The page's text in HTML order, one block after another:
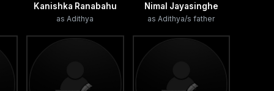
Kanishka Ranabahu
as Adithya
Nimal Jayasinghe
as Adithya/s father